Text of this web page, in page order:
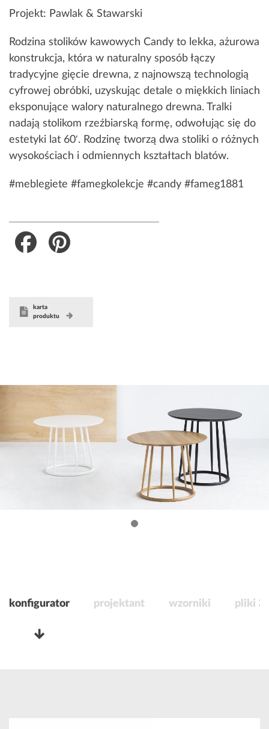
Projekt: Pawlak & Stawarski
Rodzina stolików kawowych Candy to lekka, ażurowa
konstrukcja, która w naturalny sposób łączy
tradycyjne gięcie drewna, z najnowszą technologią
cyfrowej obróbki, uzyskując detale o miękkich liniach
eksponujące walory naturalnego drewna. Tralki
nadają stolikom rzeźbiarską formę, odwołując się do
estetyki lat 60′. Rodzinę tworzą dwa stoliki o różnych
wysokościach i odmiennych kształtach blatów.
#meblegiete #famegkolekcje #candy #fameg1881
Facebook
karta
produktu
konfigurator projektant wzorniki pliki